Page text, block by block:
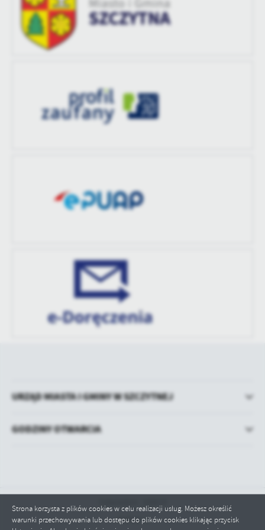
Strona korzysta z plików cookies w celu realizacji usług. Możesz określić
warunki przechowywania lub dostępu do plików cookies klikając przycisk
treści w postaci wiadomości, ofert, komunikatów mediów
społecznościowych.
Data ostatniej
aktualizacji
2025-03-28 11:48:40
Ostatnio
zaktualizował
URZĄD MIASTA I GMINY W SZCZYTNEJ
GODZINY OTWARCIA
Online: 1